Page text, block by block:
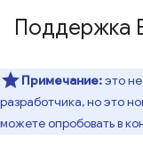
Поддержка
Примечание:это
разработчика, но это
можете опробовать в